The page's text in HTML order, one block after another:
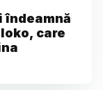
îndeamnă
care